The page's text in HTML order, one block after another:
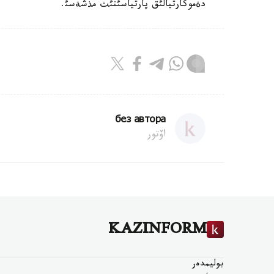
دةموكارتيالئق پارتياسئنئث مذشةسئ.
без автора
اۆتور
KAZINFORM
بوليمدەر